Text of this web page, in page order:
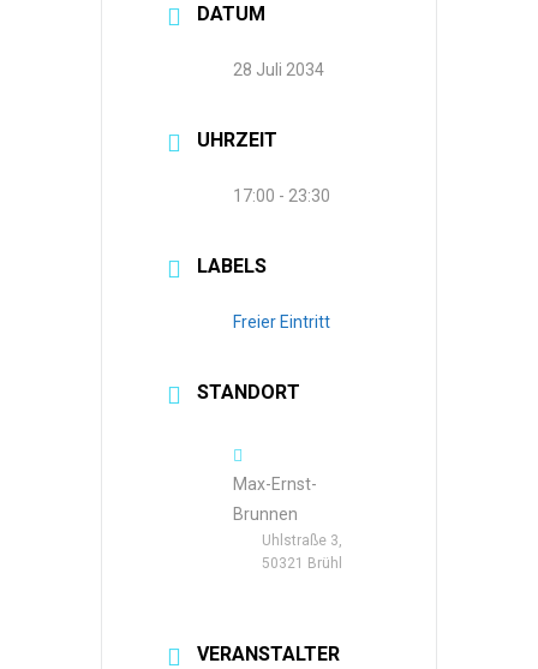
DATUM
28 Juli 2034
UHRZEIT
17:00 - 23:30
LABELS
Freier Eintritt
STANDORT
Max-Ernst-
Brunnen
Uhlstraße 3,
50321 Brühl
VERANSTALTER